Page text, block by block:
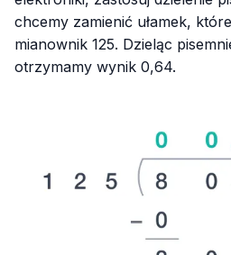
chcemy zamienić ułamek,
mianownik 125. Dzieląc
otrzymamy wynik 0,64.